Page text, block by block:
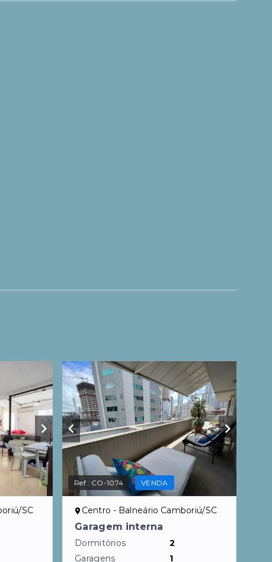
SC
Ref.: CO-1074 VENDA
Centro - Balneário Camboriú/SC
Garagem interna
Dormitórios
2
Garagens
1